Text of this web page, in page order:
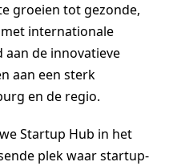
groeien tot gezonde,
internationale
de innovatieve
aan een sterk
en de regio.
Startup Hub in het
plek waar startup-